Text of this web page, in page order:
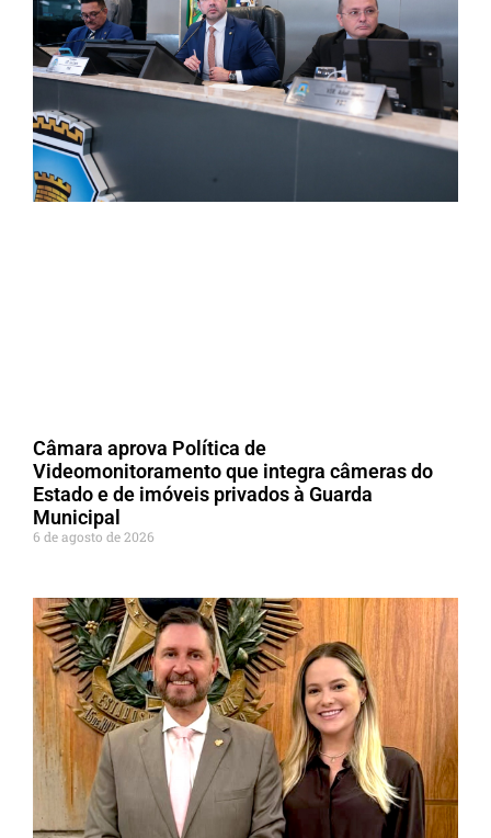
Câmara aprova Política de
Videomonitoramento que integra câmeras do
Estado e de imóveis privados à Guarda
Municipal
6 de agosto de 2026